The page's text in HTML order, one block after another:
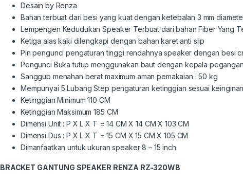
Desain by Renza
Bahan terbuat dari besi yang kuat dengan ketebalan 3 mm
Lempengen Kedudukan Speaker Terbuat dari bahan Fiber Yang
Ketiga alas kaki dilengkapi dengan bahan karet anti slip
Pin pengunci pengaturan tinggi rendahnya speaker dengan besi
Pengunci Buka tutup menggunakan baut dengan kepala
Sanggup menahan berat maximum aman pemakaian : 50 kg
Mempunyai 5 Lubang Step pengaturan ketinggian sesuai keinginan
Ketinggian Minimum 110 CM
Ketinggian Maksimum 185 CM
Dimensi Unit : P X L X T = 14 CM X 14 CM X 103 CM
Dimensi Dus : P X L X T = 15 CM X 15 CM X 105 CM
Dimanfaatkan untuk ukuran speaker 8 – 15 inch.
BRACKET GANTUNG SPEAKER RENZA RZ-320WB